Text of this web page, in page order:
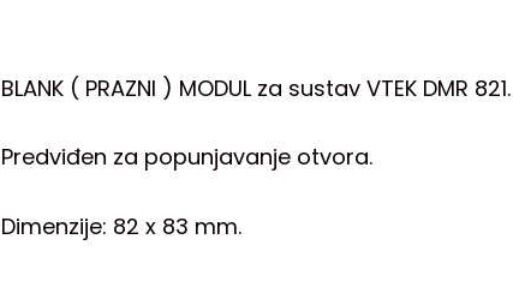
BLANK ( PRAZNI ) MODUL za sustav VTEK DMR 821.
Predviđen za popunjavanje otvora.
Dimenzije: 82 x 83 mm.